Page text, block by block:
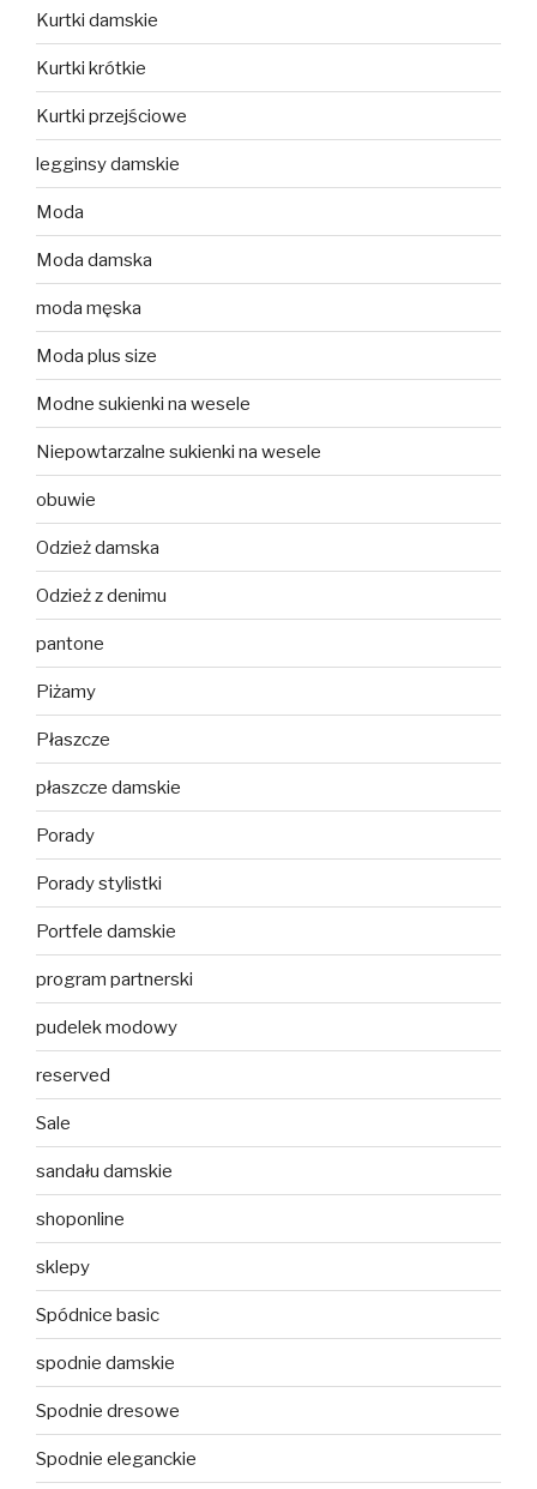
Kurtki damskie
Kurtki krótkie
Kurtki przejściowe
legginsy damskie
Moda
Moda damska
moda męska
Moda plus size
Modne sukienki na wesele
Niepowtarzalne sukienki na wesele
obuwie
Odzież damska
Odzież z denimu
pantone
Piżamy
Płaszcze
płaszcze damskie
Porady
Porady stylistki
Portfele damskie
program partnerski
pudelek modowy
reserved
Sale
sandału damskie
shoponline
sklepy
Spódnice basic
spodnie damskie
Spodnie dresowe
Spodnie eleganckie